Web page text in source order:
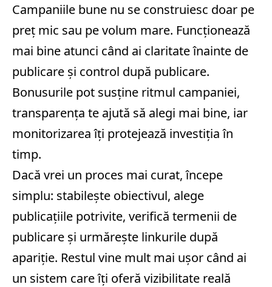
Campaniile bune nu se construiesc doar pe
preț mic sau pe volum mare. Funcționează
mai bine atunci când ai claritate înainte de
publicare și control după publicare.
Bonusurile pot susține ritmul campaniei,
transparența te ajută să alegi mai bine, iar
monitorizarea îți protejează investiția în
timp.
Dacă vrei un proces mai curat, începe
simplu: stabilește obiectivul, alege
publicațiile potrivite, verifică termenii de
publicare și urmărește linkurile după
apariție. Restul vine mult mai ușor când ai
un sistem care îți oferă vizibilitate reală